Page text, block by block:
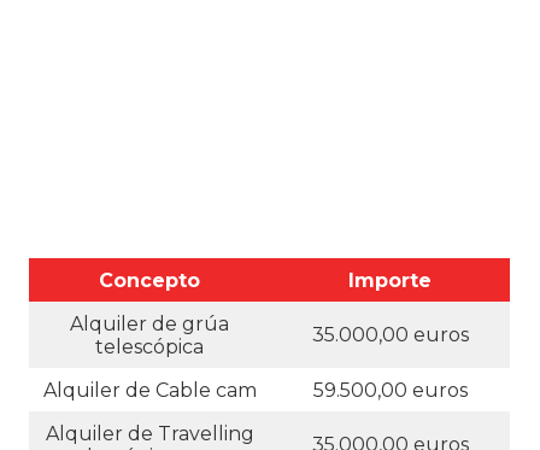
Concepto
Importe
Alquiler de grúa
telescópica
35.000,00 euros
Alquiler de Cable cam
59.500,00 euros
Alquiler de Travelling
35.000,00 euros